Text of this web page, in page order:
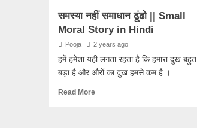
समस्या नहीं समाधान ढूंढो || Small
Moral Story in Hindi
Pooja 2 years ago
हमें हमेशा यही लगता रहता है कि हमारा दुख बहुत
बड़ा है और औरों का दुख हमसे कम है ।...
Read More